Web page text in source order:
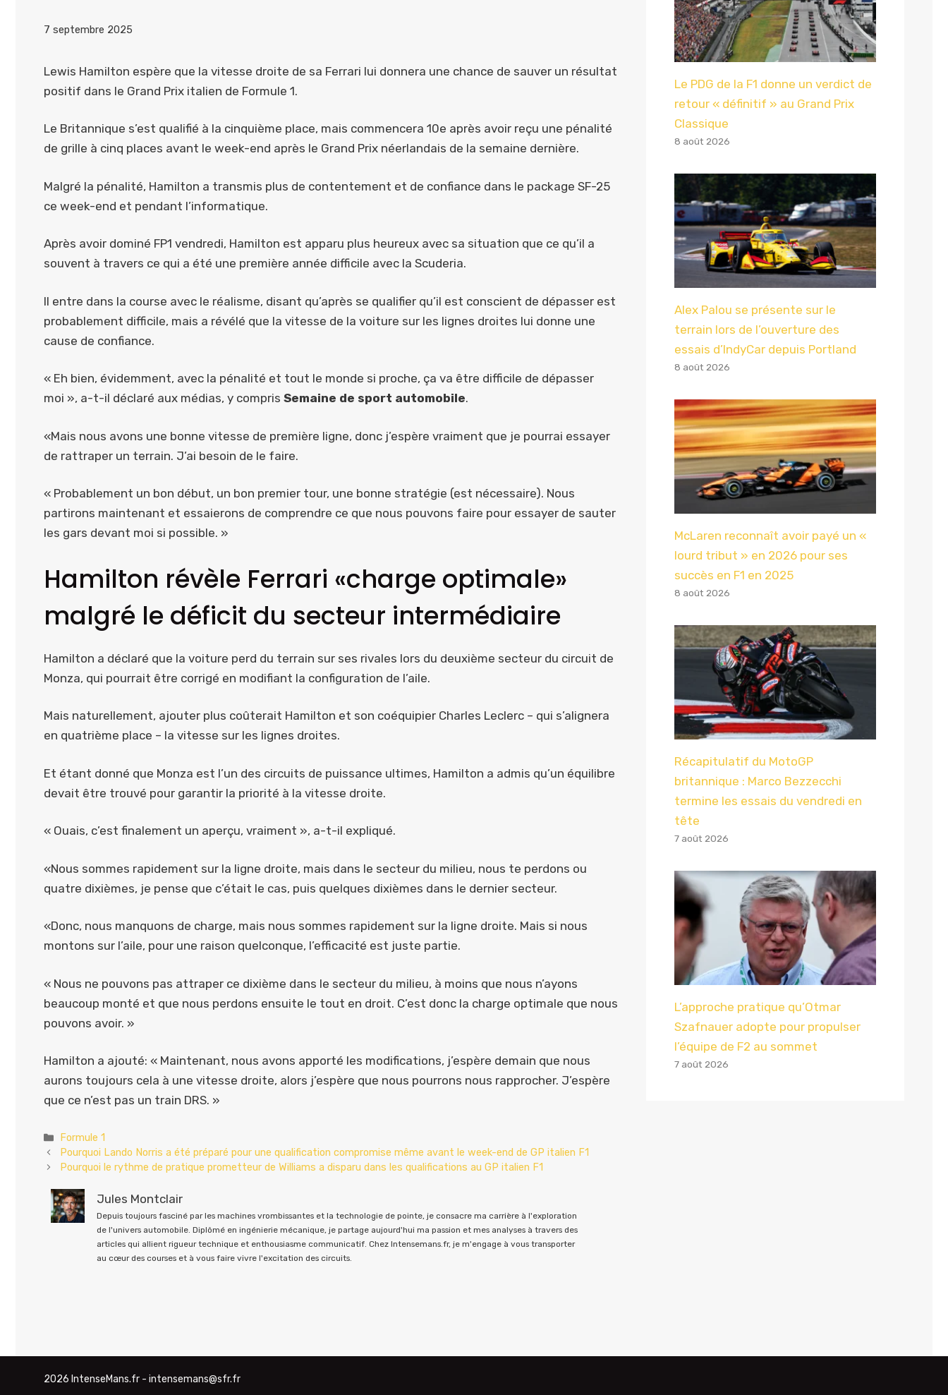
7 septembre 2025
Lewis Hamilton espère que la vitesse droite de sa Ferrari lui donnera une chance de sauver un résultat
positif dans le Grand Prix italien de Formule 1.
Le Britannique s’est qualifié à la cinquième place, mais commencera 10e après avoir reçu une pénalité
de grille à cinq places avant le week-end après le Grand Prix néerlandais de la semaine dernière.
Malgré la pénalité, Hamilton a transmis plus de contentement et de confiance dans le package SF-25
ce week-end et pendant l’informatique.
Après avoir dominé FP1 vendredi, Hamilton est apparu plus heureux avec sa situation que ce qu’il a
souvent à travers ce qui a été une première année difficile avec la Scuderia.
Il entre dans la course avec le réalisme, disant qu’après se qualifier qu’il est conscient de dépasser est
probablement difficile, mais a révélé que la vitesse de la voiture sur les lignes droites lui donne une
cause de confiance.
« Eh bien, évidemment, avec la pénalité et tout le monde si proche, ça va être difficile de dépasser
moi », a-t-il déclaré aux médias, y compris Semaine de sport automobile.
«Mais nous avons une bonne vitesse de première ligne, donc j’espère vraiment que je pourrai essayer
de rattraper un terrain. J’ai besoin de le faire.
« Probablement un bon début, un bon premier tour, une bonne stratégie (est nécessaire). Nous
partirons maintenant et essaierons de comprendre ce que nous pouvons faire pour essayer de sauter
les gars devant moi si possible. »
Hamilton révèle Ferrari «charge optimale»
malgré le déficit du secteur intermédiaire
Hamilton a déclaré que la voiture perd du terrain sur ses rivales lors du deuxième secteur du circuit de
Monza, qui pourrait être corrigé en modifiant la configuration de l’aile.
Mais naturellement, ajouter plus coûterait Hamilton et son coéquipier Charles Leclerc – qui s’alignera
en quatrième place – la vitesse sur les lignes droites.
Et étant donné que Monza est l’un des circuits de puissance ultimes, Hamilton a admis qu’un équilibre
devait être trouvé pour garantir la priorité à la vitesse droite.
« Ouais, c’est finalement un aperçu, vraiment », a-t-il expliqué.
«Nous sommes rapidement sur la ligne droite, mais dans le secteur du milieu, nous te perdons ou
quatre dixièmes, je pense que c’était le cas, puis quelques dixièmes dans le dernier secteur.
«Donc, nous manquons de charge, mais nous sommes rapidement sur la ligne droite. Mais si nous
montons sur l’aile, pour une raison quelconque, l’efficacité est juste partie.
« Nous ne pouvons pas attraper ce dixième dans le secteur du milieu, à moins que nous n’ayons
beaucoup monté et que nous perdons ensuite le tout en droit. C’est donc la charge optimale que nous
pouvons avoir. »
Hamilton a ajouté: « Maintenant, nous avons apporté les modifications, j’espère demain que nous
aurons toujours cela à une vitesse droite, alors j’espère que nous pourrons nous rapprocher. J’espère
que ce n’est pas un train DRS. »
Catégories
Formule 1
Pourquoi Lando Norris a été préparé pour une qualification compromise même avant le week-end de GP italien F1
Pourquoi le rythme de pratique prometteur de Williams a disparu dans les qualifications au GP italien F1
Jules Montclair
Depuis toujours fasciné par les machines vrombissantes et la technologie de pointe, je consacre ma carrière à l'exploration
de l'univers automobile. Diplômé en ingénierie mécanique, je partage aujourd'hui ma passion et mes analyses à travers des
articles qui allient rigueur technique et enthousiasme communicatif. Chez Intensemans.fr, je m'engage à vous transporter
au cœur des courses et à vous faire vivre l'excitation des circuits.
Le PDG de la F1 donne un verdict de
retour « définitif » au Grand Prix
Classique
8 août 2026
Alex Palou se présente sur le
terrain lors de l’ouverture des
essais d’IndyCar depuis Portland
8 août 2026
McLaren reconnaît avoir payé un «
lourd tribut » en 2026 pour ses
succès en F1 en 2025
8 août 2026
Récapitulatif du MotoGP
britannique : Marco Bezzecchi
termine les essais du vendredi en
tête
7 août 2026
L’approche pratique qu’Otmar
Szafnauer adopte pour propulser
l’équipe de F2 au sommet
7 août 2026
2026 IntenseMans.fr - intensemans@sfr.fr